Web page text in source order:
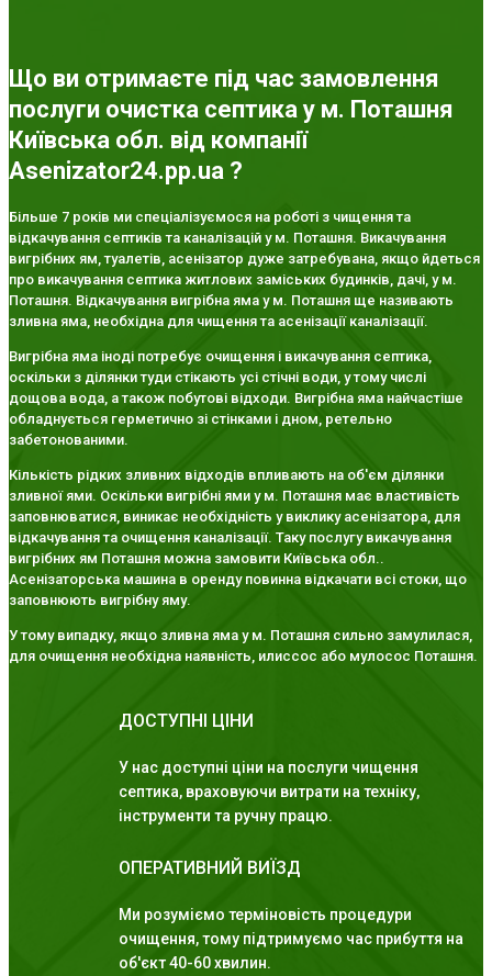
Що ви отримаєте під час замовлення
послуги очистка септика у м. Поташня
Київська обл. від компанії
Asenizator24.pp.ua ?
Більше 7 років ми спеціалізуємося на роботі з чищення та
відкачування септиків та каналізацій у м. Поташня. Викачування
вигрібних ям, туалетів, асенізатор дуже затребувана, якщо йдеться
про викачування септика житлових заміських будинків, дачі, у м.
Поташня. Відкачування вигрібна яма у м. Поташня ще називають
зливна яма, необхідна для чищення та асенізації каналізації.
Вигрібна яма іноді потребує очищення і викачування септика,
оскільки з ділянки туди стікають усі стічні води, у тому числі
дощова вода, а також побутові відходи. Вигрібна яма найчастіше
обладнується герметично зі стінками і дном, ретельно
забетонованими.
Кількість рідких зливних відходів впливають на об'єм ділянки
зливної ями. Оскільки вигрібні ями у м. Поташня має властивість
заповнюватися, виникає необхідність у виклику асенізатора, для
відкачування та очищення каналізації. Таку послугу викачування
вигрібних ям Поташня можна замовити Київська обл..
Асенізаторська машина в оренду повинна відкачати всі стоки, що
заповнюють вигрібну яму.
У тому випадку, якщо зливна яма у м. Поташня сильно замулилася,
для очищення необхідна наявність, илиссос або мулосос Поташня.
ДОСТУПНІ ЦІНИ
У нас доступні ціни на послуги чищення
септика, враховуючи витрати на техніку,
інструменти та ручну працю.
ОПЕРАТИВНИЙ ВИЇЗД
Ми розуміємо терміновість процедури
очищення, тому підтримуємо час прибуття на
об'єкт 40-60 хвилин.